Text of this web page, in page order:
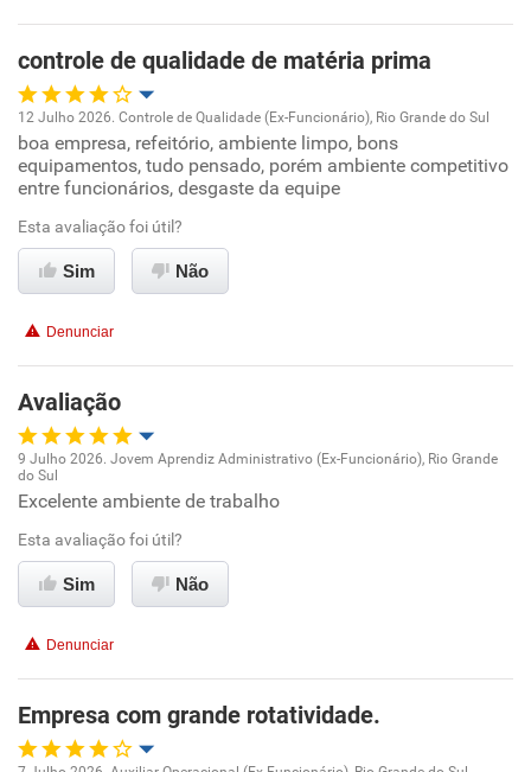
Recomenda esta empresa
controle de qualidade de matéria prima
Oportunidade de promoção
Ambiente de trabalho
Conciliação com a vida familiar
Recomenda a diretoria
12 Julho 2026. Controle de Qualidade (Ex-Funcionário), Rio Grande do Sul
boa empresa, refeitório, ambiente limpo, bons
equipamentos, tudo pensado, porém ambiente competitivo
entre funcionários, desgaste da equipe
Esta avaliação foi útil?
Sim Não
Denunciar
Avaliação
Oportunidade de promoção
Ambiente de trabalho
Conciliação com a vida familiar
Recomenda esta empresa
Recomenda a diretoria
9 Julho 2026. Jovem Aprendiz Administrativo (Ex-Funcionário), Rio Grande
do Sul
Excelente ambiente de trabalho
Esta avaliação foi útil?
Sim Não
Denunciar
Empresa com grande rotatividade.